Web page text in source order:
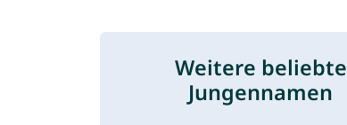
Weitere beliebte
Jungennamen